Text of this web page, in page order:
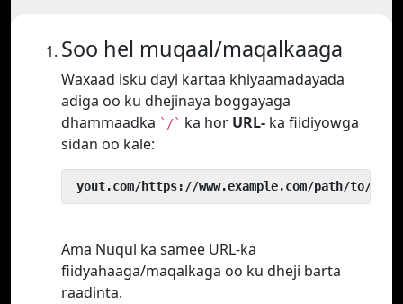
Soo hel muqaal/maqalkaaga
Waxaad isku dayi kartaa khiyaamadayada
adiga oo ku dhejinaya boggayaga
dhammaadka `/` ka hor URL- ka fiidiyowga
sidan oo kale:
yout.com/https://www.example.com/path/to/
Ama Nuqul ka samee URL-ka
fiidyahaaga/maqalkaga oo ku dheji barta
raadinta.